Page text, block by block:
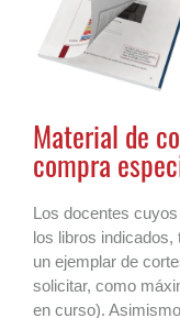
Material de
compra
Los docentes
los libros
un ejemplar de
solicitar, como
en curso).